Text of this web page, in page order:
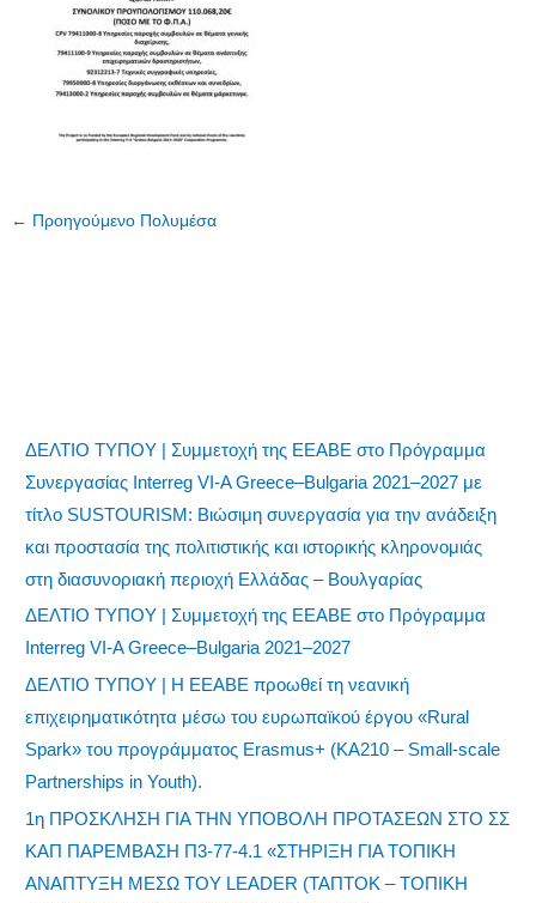
← Προηγούμενο Πολυμέσα
ΔΕΛΤΙΟ ΤΥΠΟΥ | Συμμετοχή της ΕΕΑΒΕ στο Πρόγραμμα
Συνεργασίας Interreg VI-A Greece–Bulgaria 2021–2027 με
τίτλο SUSTOURISM: Βιώσιμη συνεργασία για την ανάδειξη
και προστασία της πολιτιστικής και ιστορικής κληρονομιάς
στη διασυνοριακή περιοχή Ελλάδας – Βουλγαρίας
ΔΕΛΤΙΟ ΤΥΠΟΥ | Συμμετοχή της ΕΕΑΒΕ στο Πρόγραμμα
Interreg VI-A Greece–Bulgaria 2021–2027
ΔΕΛΤΙΟ ΤΥΠΟΥ | Η ΕΕΑΒΕ προωθεί τη νεανική
επιχειρηματικότητα μέσω του ευρωπαϊκού έργου «Rural
Spark» του προγράμματος Erasmus+ (KA210 – Small-scale
Partnerships in Youth).
1η ΠΡΟΣΚΛΗΣΗ ΓΙΑ ΤΗΝ ΥΠΟΒΟΛΗ ΠΡΟΤΑΣΕΩΝ ΣΤΟ ΣΣ
ΚΑΠ ΠΑΡΕΜΒΑΣΗ Π3-77-4.1 «ΣΤΗΡΙΞΗ ΓΙΑ ΤΟΠΙΚΗ
ΑΝΑΠΤΥΞΗ ΜΕΣΩ ΤΟΥ LEADER (ΤΑΠΤΟΚ – ΤΟΠΙΚΗ